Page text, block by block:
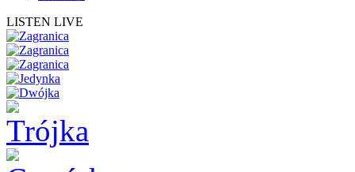
LISTEN LIVE